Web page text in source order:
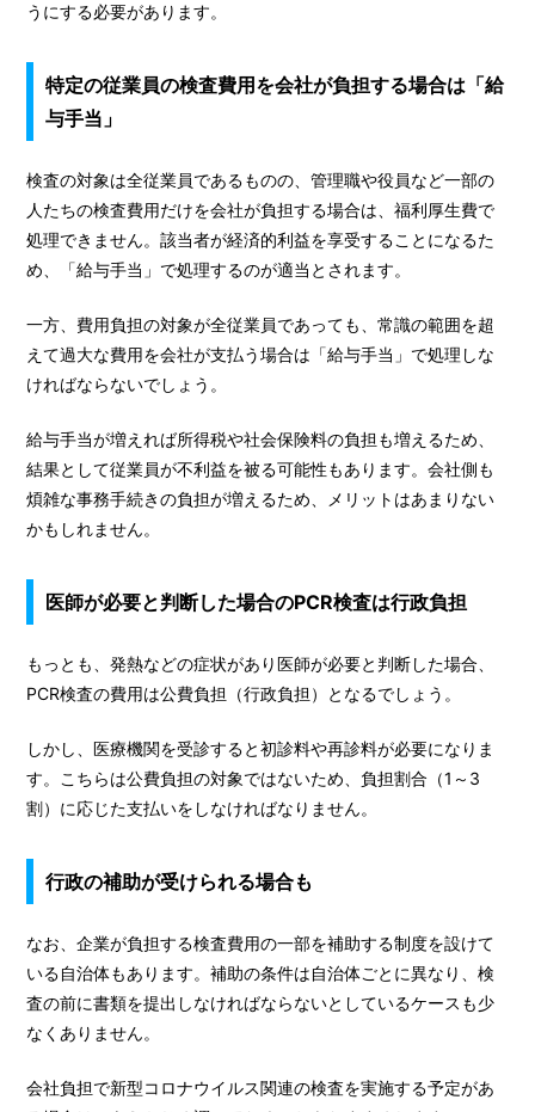
うにする必要があります。
特定の従業員の検査費用を会社が負担する場合は「給
与手当」
検査の対象は全従業員であるものの、管理職や役員など一部の
人たちの検査費用だけを会社が負担する場合は、福利厚生費で
処理できません。該当者が経済的利益を享受することになるた
め、「給与手当」で処理するのが適当とされます。
一方、費用負担の対象が全従業員であっても、常識の範囲を超
えて過大な費用を会社が支払う場合は「給与手当」で処理しな
ければならないでしょう。
給与手当が増えれば所得税や社会保険料の負担も増えるため、
結果として従業員が不利益を被る可能性もあります。会社側も
煩雑な事務手続きの負担が増えるため、メリットはあまりない
かもしれません。
医師が必要と判断した場合のPCR検査は行政負担
もっとも、発熱などの症状があり医師が必要と判断した場合、
PCR検査の費用は公費負担（行政負担）となるでしょう。
しかし、医療機関を受診すると初診料や再診料が必要になりま
す。こちらは公費負担の対象ではないため、負担割合（1～3
割）に応じた支払いをしなければなりません。
行政の補助が受けられる場合も
なお、企業が負担する検査費用の一部を補助する制度を設けて
いる自治体もあります。補助の条件は自治体ごとに異なり、検
査の前に書類を提出しなければならないとしているケースも少
なくありません。
会社負担で新型コロナウイルス関連の検査を実施する予定があ